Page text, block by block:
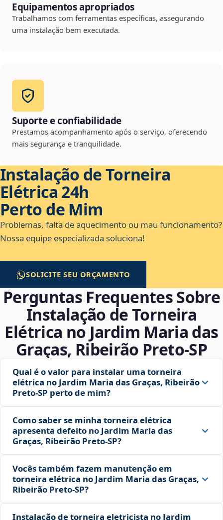
Equipamentos apropriados
Trabalhamos com ferramentas específicas, assegurando
uma instalação bem executada.
Suporte e confiabilidade
Prestamos acompanhamento após o serviço, oferecendo
mais segurança e tranquilidade.
Instalação de Torneira
Elétrica 24h
Perto de Mim
Problemas, falta de aquecimento ou mau funcionamento?
Nossa equipe especializada soluciona!
SOLICITE SEU ORÇAMENTO
Perguntas Frequentes Sobre
Instalação de Torneira
Elétrica no Jardim Maria das
Graças, Ribeirão Preto‑SP
Qual é o valor para instalar uma torneira
elétrica no Jardim Maria das Graças, Ribeirão
Preto‑SP perto de mim?
Como saber se minha torneira elétrica
apresenta defeito no Jardim Maria das
Graças, Ribeirão Preto‑SP?
Vocês também fazem manutenção em
torneira elétrica no Jardim Maria das Graças,
Ribeirão Preto‑SP?
Instalação de torneira eletricista no Jardim